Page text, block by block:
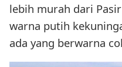
lebih murah dari
warna putih
ada yang berwarna